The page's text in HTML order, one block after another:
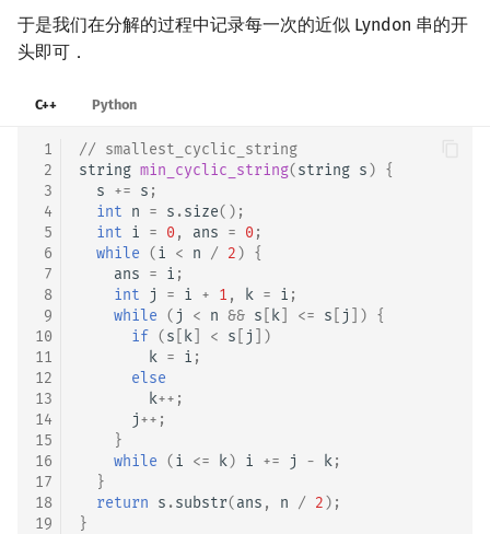
于是我们在分解的过程中记录每一次的近似 Lyndon 串的开
头即可．
C++ Python
1
2
3
4
5
6
7
8
9
10
11
12
13
14
15
16
17
18
19
// smallest_cyclic_string
string min_cyclic_string(string s) {
s += s ;
int n = s .size();
int i = 0, ans = 0;
while (i < n / 2) {
ans = i ;
int
j = i + 1 , k = i ;
while ( j < n && s k <= s j ]) {
if (s k < s j
])
k = i ;
else
k++ ;
j++ ;
}
while (i <= k) i += j - k;
}
return s .substr(ans , n / 2);
}